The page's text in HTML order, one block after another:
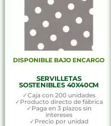
DISPONIBLE BAJO ENCARGO
SERVILLETAS
SOSTENIBLES 40X40CM
✓Caja con 200 unidades
✓Producto directo de fábrica
✓Paga en 3 plazos sin
intereses
✓Precio por unidad